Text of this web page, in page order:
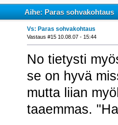
Aihe: Paras sohvakohtaus
Vs: Paras sohvakohtaus
Vastaus #15 10.08.07 - 15:44
No tietysti
se on hyvä
mutta liian
taaemmas.